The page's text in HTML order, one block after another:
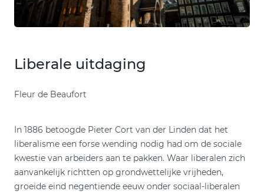
Liberale uitdaging
Fleur de Beaufort
In 1886 betoogde Pieter Cort van der Linden dat het
liberalisme een forse wending nodig had om de sociale
kwestie van arbeiders aan te pakken. Waar liberalen zich
aanvankelijk richtten op grondwettelijke vrijheden,
groeide eind negentiende eeuw onder sociaal-liberalen